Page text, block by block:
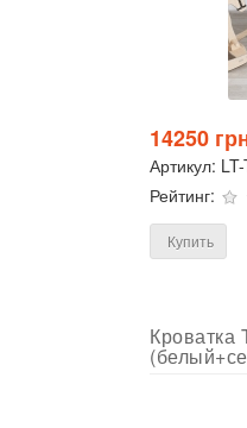
14250
Артикул:
Рейтинг:
Купить
Кроватка